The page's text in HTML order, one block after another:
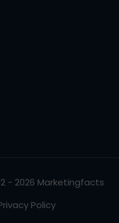
- 2026 Marketingfacts
Policy